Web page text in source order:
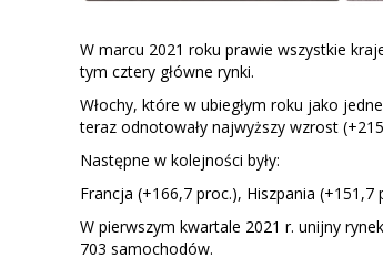
W marcu 2021 roku prawie wszystkie
tym cztery główne rynki.
Włochy, które w ubiegłym roku jako
teraz odnotowały najwyższy wzrost
Następne w kolejności były:
Francja (+166,7 proc.), Hiszpania (+151,7
W pierwszym kwartale 2021 r. unijny
703 samochodów.